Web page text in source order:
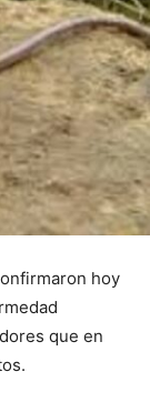
hoy
que en